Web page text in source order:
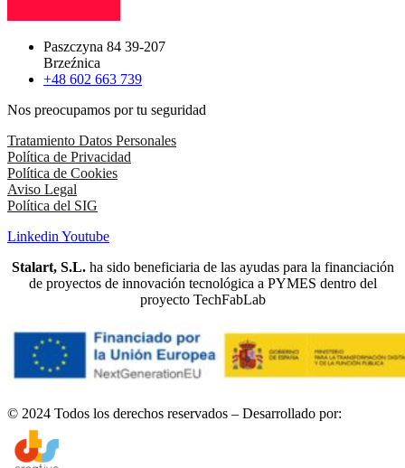
Paszczyna 84 39-207
Brzeźnica
+48 602 663 739
Nos preocupamos por tu seguridad
Tratamiento Datos Personales
Política de Privacidad
Política de Cookies
Aviso Legal
Política del SIG
Linkedin Youtube
Stalart, S.L.ha sido beneficiaria de las ayudas para la financiación
de proyectos de innovación tecnológica a PYMES dentro del
proyecto TechFabLab
© 2024 Todos los derechos reservados – Desarrollado por: